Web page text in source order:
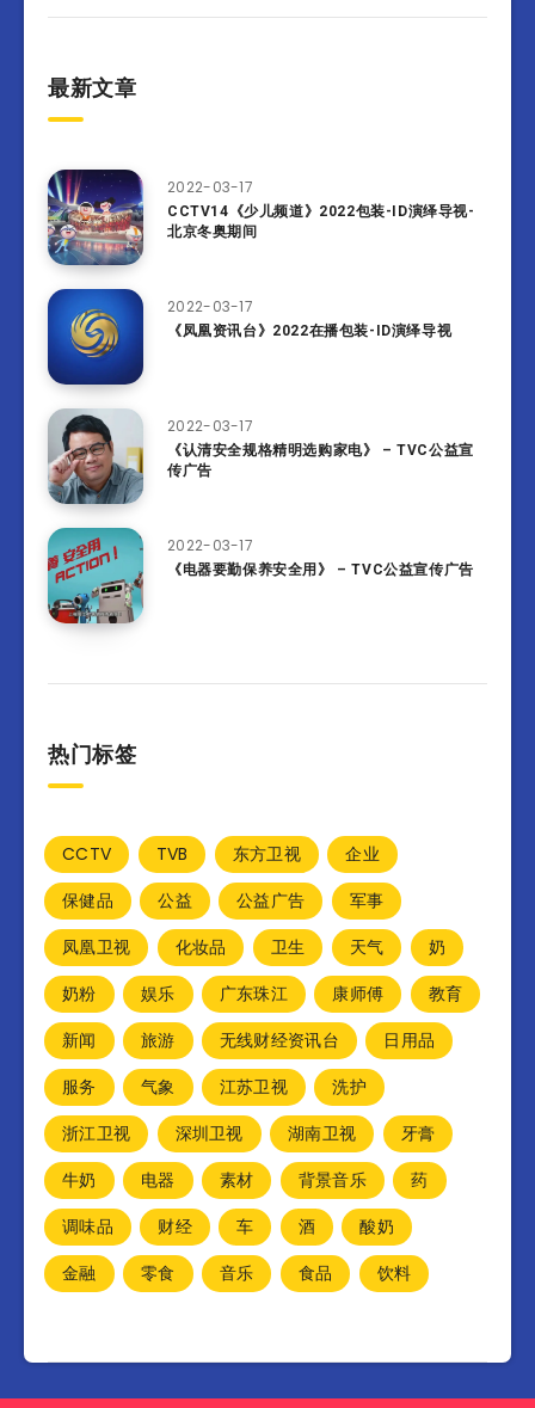
最新文章
2022-03-17
CCTV14《少儿频道》2022包装-ID演绎导视-
北京冬奥期间
2022-03-17
《凤凰资讯台》2022在播包装-ID演绎导视
2022-03-17
《认清安全规格精明选购家电》 – TVC公益宣
传广告
2022-03-17
《电器要勤保养安全用》 – TVC公益宣传广告
热门标签
CCTV TVB 东方卫视
企业
保健品
公益 公益广告
军事
凤凰卫视
化妆品 卫生 天气
奶
奶粉
娱乐 广东珠江 康师傅
教育
新闻
旅游 无线财经资讯台
日用品
服务
气象 江苏卫视
洗护
浙江卫视
深圳卫视 湖南卫视
牙膏
牛奶
电器 素材 背景音乐
药
调味品
财经 车 酒
酸奶
金融
零食 音乐 食品 饮料